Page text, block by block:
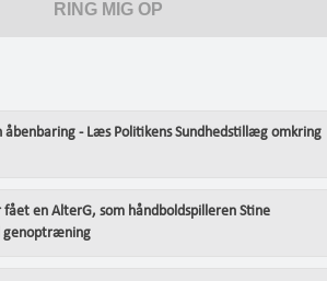
- Læs Politikens Sundhedstillæg omkring
fået en AlterG, som håndboldspilleren Stine
genoptræning